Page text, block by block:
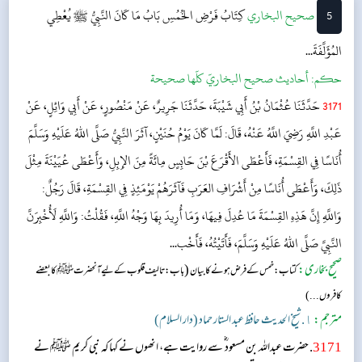
5 ‌‌صحيح البخاريكِتَابُ فَرْضِ الخُمُسِبَابُ مَا كَانَ النَّبِيُّ ﷺ يُعْطِي
المُؤَلَّفَةَ...
حکم:أحاديث صحيح البخاريّ كلّها صحيحة
3171حَدَّثَنَا عُثْمَانُ بْنُ أَبِي شَيْبَةَ، حَدَّثَنَا جَرِيرٌ، عَنْ مَنْصُورٍ، عَنْ أَبِي وَائِلٍ، عَنْ
عَبْدِ اللَّهِ رَضِيَ اللَّهُ عَنْهُ، قَالَ: لَمَّا كَانَ يَوْمُ حُنَيْنٍ، آثَرَ النَّبِيُّ صَلَّى اللهُ عَلَيْهِ وَسَلَّمَ
أُنَاسًا فِي القِسْمَةِ، فَأَعْطَى الأَقْرَعَ بْنَ حَابِسٍ مِائَةً مِنَ الإِبِلِ، وَأَعْطَى عُيَيْنَةَ مِثْلَ
ذَلِكَ، وَأَعْطَى أُنَاسًا مِنْ أَشْرَافِ العَرَبِ فَآثَرَهُمْ يَوْمَئِذٍ فِي القِسْمَةِ، قَالَ رَجُلٌ:
وَاللَّهِ إِنَّ هَذِهِ القِسْمَةَ مَا عُدِلَ فِيهَا، وَمَا أُرِيدَ بِهَا وَجْهُ اللَّهِ، فَقُلْتُ: وَاللَّهِ لَأُخْبِرَنَّ
النَّبِيَّ صَلَّى اللهُ عَلَيْهِ وَسَلَّمَ، فَأَتَيْتُهُ، فَأَخْب...
صحیح بخاری:کتاب: خمس کے فرض ہونے کا بیان(باب : تالیف قلوب کے لیے آنحضرت ﷺ کا بعضے
کافروں...)
مترجم: ١. شیخ الحدیث حافظ عبد الستار حماد (دار السلام)
3171. حضرت عبداللہ بن مسعود ؓ سے روایت ہے، انھوں نے کہا کہ نبی کریم ﷺ نے